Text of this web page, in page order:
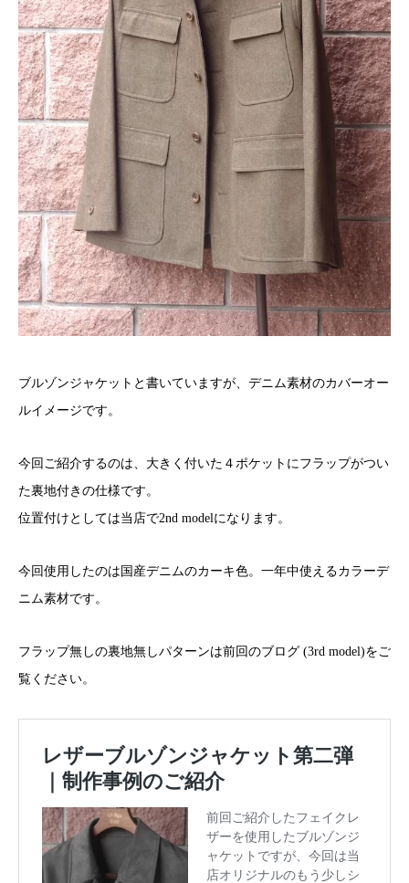
ブルゾンジャケットと書いていますが、デニム素材のカバーオー
ルイメージです。
今回ご紹介するのは、大きく付いた４ポケットにフラップがつい
た裏地付きの仕様です。
位置付けとしては当店で2nd modelになります。
今回使用したのは国産デニムのカーキ色。一年中使えるカラーデ
ニム素材です。
フラップ無しの裏地無しパターンは前回のブログ (3rd model)をご
覧ください。